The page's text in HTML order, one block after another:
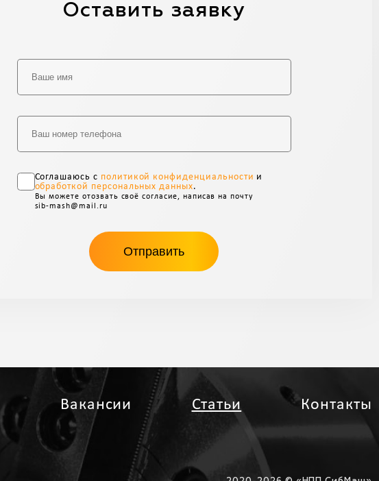
Оставить заявку
Соглашаюсь с политикой конфиденциальности и
обработкой персональных данных.
Вы можете отозвать своё согласие, написав на почту
sib-mash@mail.ru
Вакансии Статьи Контакты